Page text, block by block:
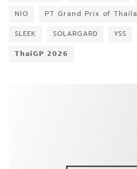
NIO
PT Grand Prix of
SLEEK
SOLARGARD YSS
𝗧𝗵𝗮𝗶𝗚𝗣 𝟮𝟬𝟮𝟲